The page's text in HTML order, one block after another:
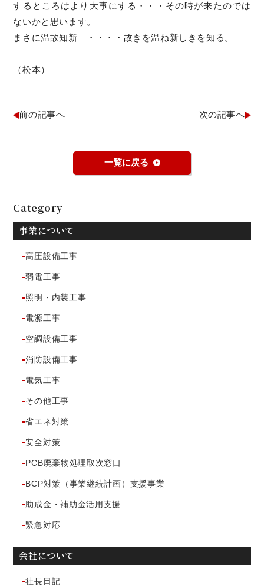
するところはより大事にする・・・その時が来たのでは
ないかと思います。
まさに温故知新 ・・・・故きを温ね新しきを知る。
（松本）
前の記事へ 次の記事へ
一覧に戻る
Category
事業について
高圧設備工事
弱電工事
照明・内装工事
電源工事
空調設備工事
消防設備工事
電気工事
その他工事
省エネ対策
安全対策
PCB廃棄物処理取次窓口
BCP対策（事業継続計画）支援事業
助成金・補助金活用支援
緊急対応
会社について
社長日記